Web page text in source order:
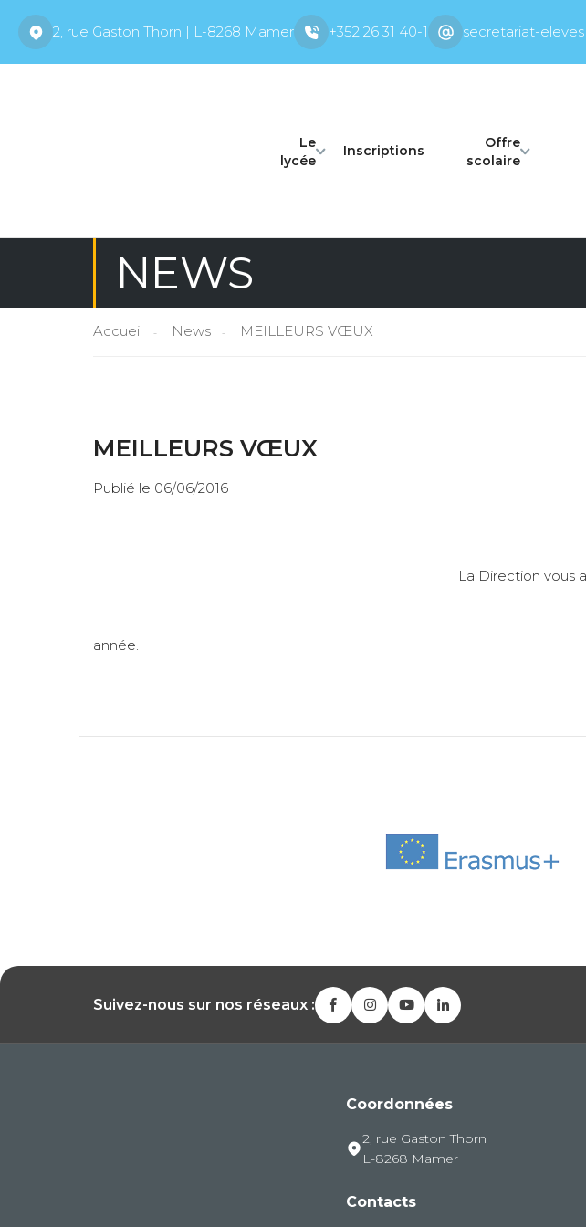
2, rue Gaston Thorn | L-8268 Mamer +352 26 31 40-1 secretariat-
Le
lycée
Inscriptions
Offre
scolaire
NEWS
Accueil News MEILLEURS VŒUX
MEILLEURS VŒUX
Publié le 06/06/2016
La Direction vous
année.
Suivez-nous sur nos réseaux :
Coordonnées
2, rue Gaston Thorn
L-8268 Mamer
Contacts